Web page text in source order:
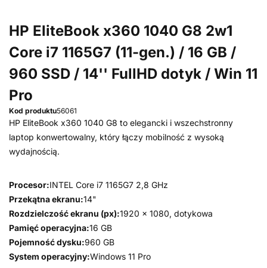
HP EliteBook x360 1040 G8 2w1
Core i7 1165G7 (11-gen.) / 16 GB /
960 SSD / 14'' FullHD dotyk / Win 11
Pro
Kod produktu56061
HP EliteBook x360 1040 G8 to elegancki i wszechstronny
laptop konwertowalny, który łączy mobilność z wysoką
wydajnością.
Procesor:INTEL Core i7 1165G7 2,8 GHz
Przekątna ekranu:14"
Rozdzielczość ekranu (px):1920 x 1080, dotykowa
Pamięć operacyjna:16 GB
Pojemność dysku:960 GB
System operacyjny:Windows 11 Pro